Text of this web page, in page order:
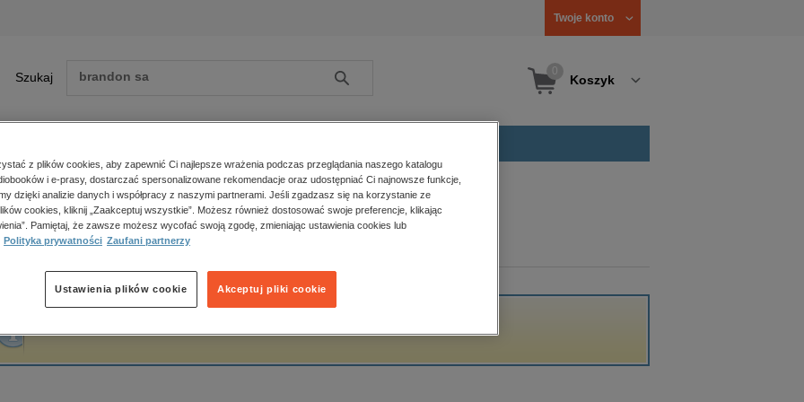
Twoje konto
Szukaj Szukaj Koszyk
Zobacz wszystkie E-prasa
polityka, społeczno-informacyjne
psychologiczne
popularno-naukowe
historia
główna Ewelina Pawłowska-Szawara
Pawłowska-Szawara
z plików cookies, aby zapewnić Ci najlepsze wrażenia podczas przeglądania naszego katalogu
i e-prasy, dostarczać spersonalizowane rekomendacje oraz udostępniać Ci najnowsze funkcje,
dzięki analizie danych i współpracy z naszymi partnerami. Jeśli zgadzasz się na korzystanie ze
cookies, kliknij „Zaakceptuj wszystkie”. Możesz również dostosować swoje preferencje, klikając
Pamiętaj, że zawsze możesz wycofać swoją zgodę, zmieniając ustawienia cookies lub
Polityka prywatności Zaufani partnerzy
Akceptuj pliki cookie
Ustawienia plików cookie